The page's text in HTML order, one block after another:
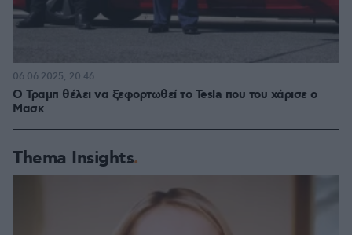
Ο Τραμπ θέλει να ξεφορτωθεί το Tesla που του χάρισε ο
Μασκ
06.06.2025, 20:46
Thema Insights